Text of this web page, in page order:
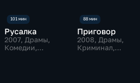
Русалка
2007, Драмы,
Комедии,
Приговор
2008, Драмы,
Криминал,